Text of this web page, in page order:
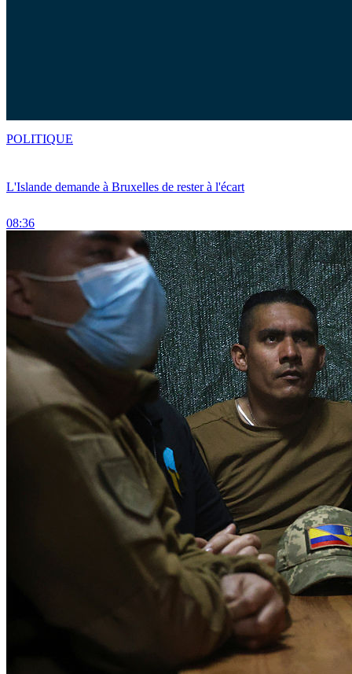
L'Islande demande à Bruxelles de rester à l'écart
08:36
POLITIQUE